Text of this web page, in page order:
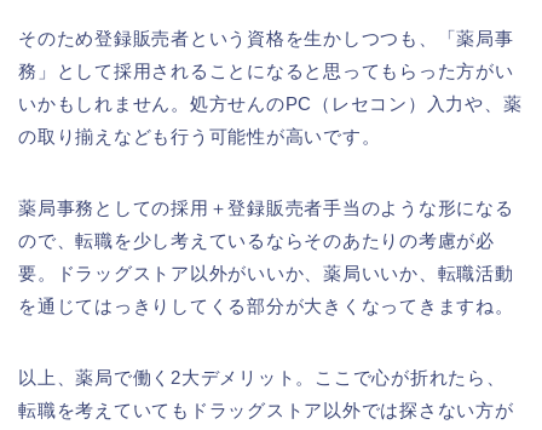
そのため登録販売者という資格を生かしつつも、「薬局事
務」として採用されることになると思ってもらった方がい
いかもしれません。処方せんのPC（レセコン）入力や、薬
の取り揃えなども行う可能性が高いです。
薬局事務としての採用＋登録販売者手当のような形になる
ので、転職を少し考えているならそのあたりの考慮が必
要。ドラッグストア以外がいいか、薬局いいか、転職活動
を通じてはっきりしてくる部分が大きくなってきますね。
以上、薬局で働く2大デメリット。ここで心が折れたら、
転職を考えていてもドラッグストア以外では探さない方が